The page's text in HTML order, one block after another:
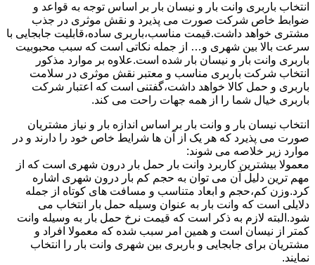
انتخاب باربری وانت بار و نیسان بار بر اساس توجه به قواعد و
ضوابط خاص شرکت صورت می پذیرد و نقش موثری در جذب
مشتری خواهد داشت.قیمت مناسب،باربری ساده،قابلیت جابجایی با
سرعت بالا بین شهری و… از جمله نکاتی است که سبب محبوبیت
باربری وانت بار و نیسان بار شده است.علاوه بر موارد مذکور
انتخاب شرکت باربری مناسب و معتبر نقش موثری در سلامت
باربری و حمل کالا خواهد داشت،گفتنی است که اعتبار شرکت
باربری خیال شما را از همه جهات راحت می کند.
انتخاب نیسان بار و وانت بار بر اساس اندازه بار و نیاز مشتریان
صورت می پذیرد که هر یک از آن ها شرایط خاص خود را دارند و در
موارد زیر خلاصه می شوند:
معمولا بیشترین کاربرد وانت بار حمل بار درون شهری است که از
مهم ترین دلیل آن می توان به حجم کم بار درون شهری اشاره
کرد.وزن کم،حجم و ابعاد متناسب و مسافت های کوتاه از جمله
دلایلی است که وانت بار به عنوان وسیله حمل بار انتخاب می
شود.البته لازم به ذکر است که قیمت نرخ حمل بار به وسیله وانت
کمتر از نیسان است و همین امر سبب شده که معمولا افراد و
مشتریان برای جابجایی و باربری بین شهری وانت بار را انتخاب
نمایند.